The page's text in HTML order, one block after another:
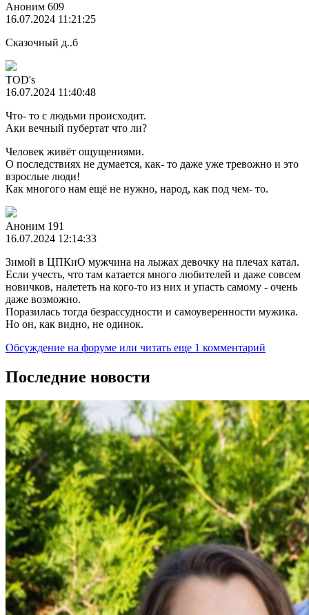
Аноним 609
16.07.2024 11:21:25
Сказочный д..б
TOD's
16.07.2024 11:40:48
Что- то с людьми происходит.
Аки вечный пубертат что ли?
Человек живёт ощущениями.
О последствиях не думается, как- то даже уже тревожно и это
взрослые люди!
Как многого нам ещё не нужно, народ, как под чем- то.
Аноним 191
16.07.2024 12:14:33
Зимой в ЦПКиО мужчина на лыжах девочку на плечах катал.
Если учесть, что там катается много любителей и даже совсем
новичков, налететь на кого-то из них и упасть самому - очень
даже возможно.
Поразилась тогда безрассудности и самоуверенности мужика.
Но он, как видно, не одинок.
Обсуждение на форуме или читать еще 1 комментарий
Последние новости